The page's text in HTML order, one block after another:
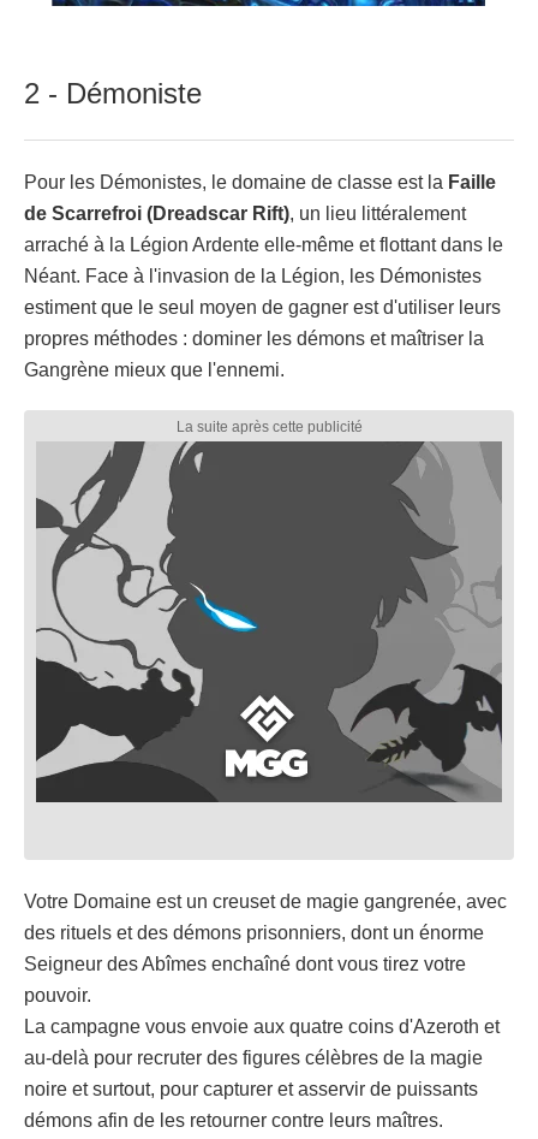
2 - Démoniste
Pour les Démonistes, le domaine de classe est la Faille
de Scarrefroi (Dreadscar Rift), un lieu littéralement
arraché à la Légion Ardente elle-même et flottant dans le
Néant. Face à l'invasion de la Légion, les Démonistes
estiment que le seul moyen de gagner est d'utiliser leurs
propres méthodes : dominer les démons et maîtriser la
Gangrène mieux que l'ennemi.
Votre Domaine est un creuset de magie gangrenée, avec
des rituels et des démons prisonniers, dont un énorme
Seigneur des Abîmes enchaîné dont vous tirez votre
pouvoir.
La campagne vous envoie aux quatre coins d'Azeroth et
au-delà pour recruter des figures célèbres de la magie
noire et surtout, pour capturer et asservir de puissants
démons afin de les retourner contre leurs maîtres.